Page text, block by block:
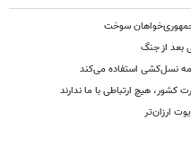
سوخت
بعد از جنگ
نسل‌کشی استفاده می‌کند
هیچ ارتباطی با ما ندارند
ارزان‌تر